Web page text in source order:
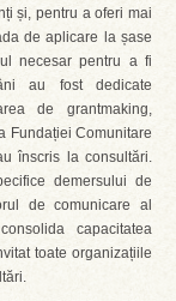
și, pentru a oferi mai
de aplicare la șase
necesar pentru a fi
au fost dedicate
de grantmaking,
Fundației Comunitare
înscris la consultări.
demersului de
de comunicare al
capacitatea
toate organizațiile